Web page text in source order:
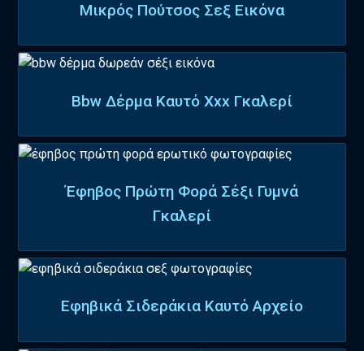
Μικρός Πούτσος Σεξ Εικόνα
Bbw Δέρμα Καυτό Xxx Γκαλερί
Έφηβος Πρώτη Φορά Σέξι Γυμνά
Γκαλερί
Εφηβικά Σιδεράκια Καυτό Αρχείο